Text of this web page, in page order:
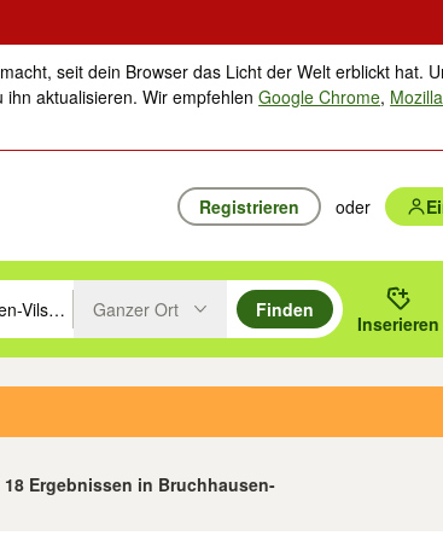
seit dein Browser das Licht der Welt erblickt hat.
ihn aktualisieren. Wir empfehlenGoogle Chrome,
Registrieren oder
nach oben/unten durchsuchen und mit
Eingabetaste drücken um zu suchen, oder
Ganzer Ort
Finden
Inserieren
18 Ergebnissen in Bruchhausen-